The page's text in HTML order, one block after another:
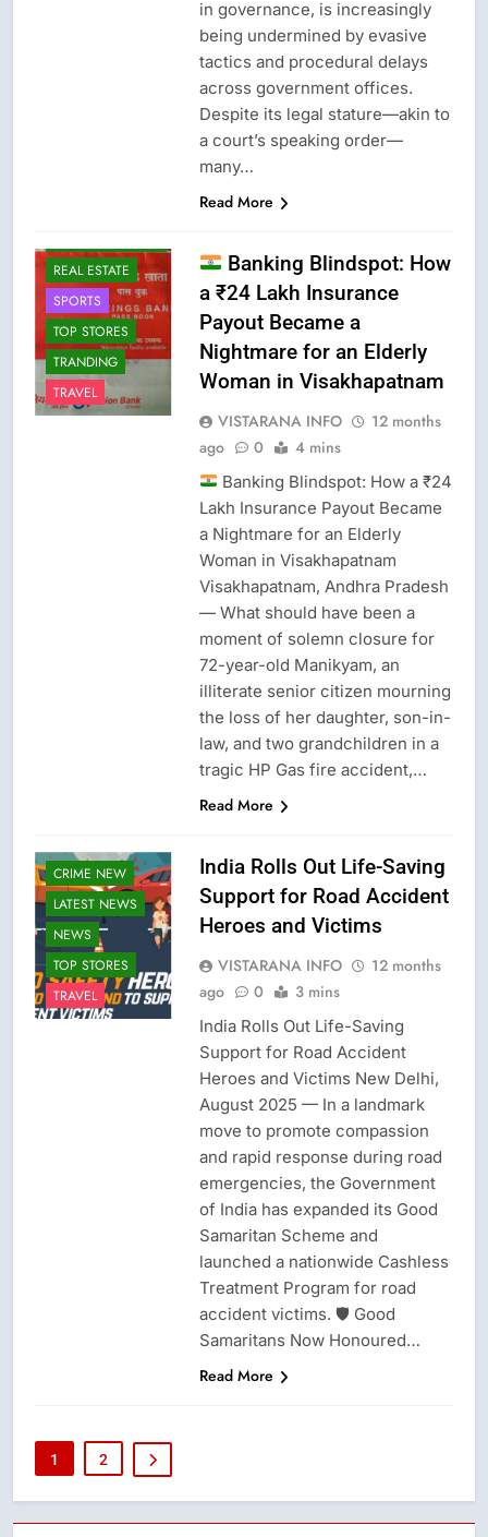
in governance, is increasingly
being undermined by evasive
tactics and procedural delays
across government offices.
Despite its legal stature—akin to
a court’s speaking order—
many…
Read More
REAL ESTATE
SPORTS
TOP STORES
TRANDING
TRAVEL
Banking Blindspot: How
a ₹24 Lakh Insurance
Payout Became a
Nightmare for an Elderly
Woman in Visakhapatnam
VISTARANA INFO
12 months
ago
0 4 mins
Banking Blindspot: How a ₹24
Lakh Insurance Payout Became
a Nightmare for an Elderly
Woman in Visakhapatnam
Visakhapatnam, Andhra Pradesh
— What should have been a
moment of solemn closure for
72-year-old Manikyam, an
illiterate senior citizen mourning
the loss of her daughter, son-in-
law, and two grandchildren in a
tragic HP Gas fire accident,…
Read More
CRIME NEW
LATEST NEWS
NEWS
TOP STORES
TRAVEL
India Rolls Out Life-Saving
Support for Road Accident
Heroes and Victims
VISTARANA INFO
12 months
ago
0 3 mins
India Rolls Out Life-Saving
Support for Road Accident
Heroes and Victims New Delhi,
August 2025 — In a landmark
move to promote compassion
and rapid response during road
emergencies, the Government
of India has expanded its Good
Samaritan Scheme and
launched a nationwide Cashless
Treatment Program for road
accident victims. 🛡️ Good
Samaritans Now Honoured…
Read More
1 2